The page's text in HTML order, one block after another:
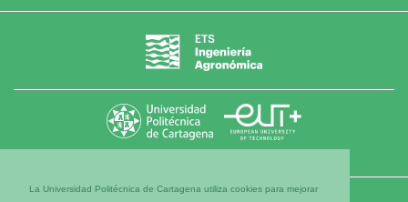
La Universidad Politécnica de Cartagena utiliza cookies para mejorar